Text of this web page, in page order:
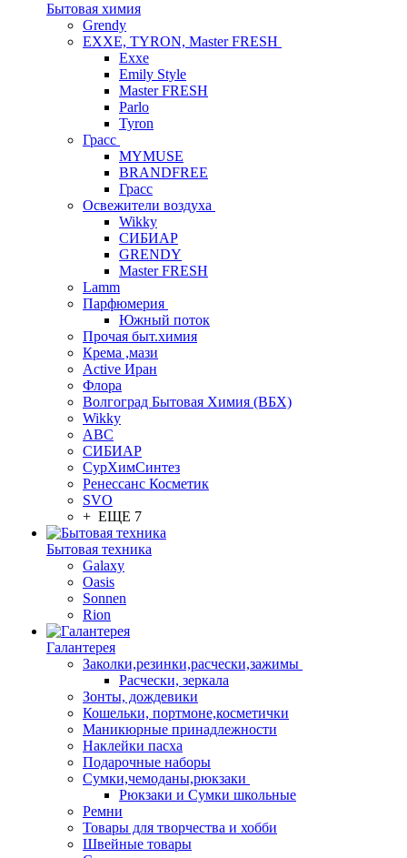
Бытовая химия
Grendy
EXXE, TYRON, Master FRESH
Exxe
Emily Style
Master FRESH
Parlo
Tyron
Грасс
MYMUSE
BRANDFREE
Грасс
Освежители воздуха
Wikky
СИБИАР
GRENDY
Master FRESH
Lamm
Парфюмерия
Южный поток
Прочая быт.химия
Крема ,мази
Аctive Иран
Флора
Волгоград Бытовая Химия (ВБХ)
Wikky
АВС
СИБИАР
СурХимСинтез
Ренессанс Косметик
SVO
+ ЕЩЕ 7
Бытовая техника
Galaxy
Oasis
Sonnen
Rion
Галантерея
Заколки,резинки,расчески,зажимы
Расчески, зеркала
Зонты, дождевики
Кошельки, портмоне,косметички
Маникюрные принадлежности
Наклейки пасха
Подарочные наборы
Сумки,чемоданы,рюкзаки
Рюкзаки и Сумки школьные
Ремни
Товары для творчества и хобби
Швейные товары